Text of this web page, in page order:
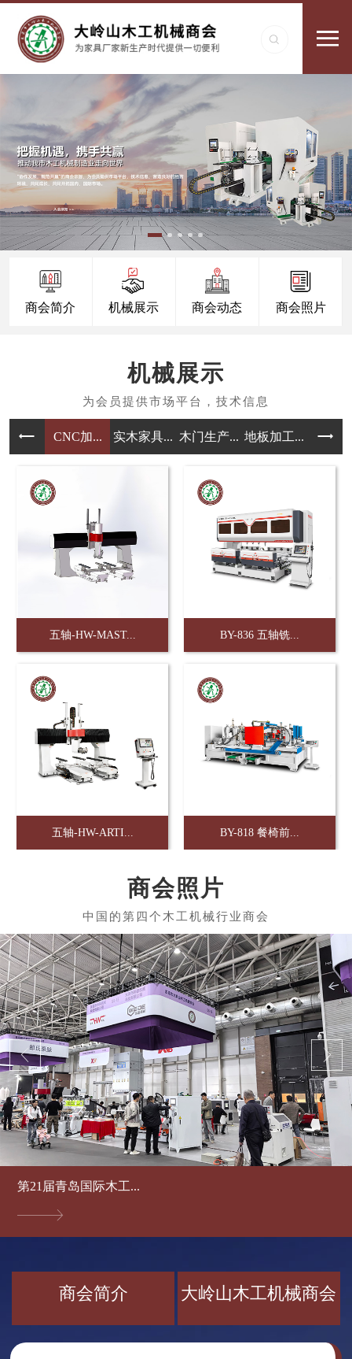
商会简介 机械展示 商会动态 商会照片
机械展示
CNC加... 实木家具... 木门生产... 地板加工... 橱柜
五轴-HW-MAST... BY-836 五轴铣...
五轴-HW-ARTI... BY-818 餐椅前...
商会照片
第21届青岛国际木工...
商会简介 大岭山木工机械商会